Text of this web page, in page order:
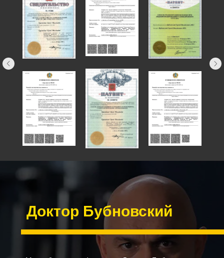
Доктор Бубновский